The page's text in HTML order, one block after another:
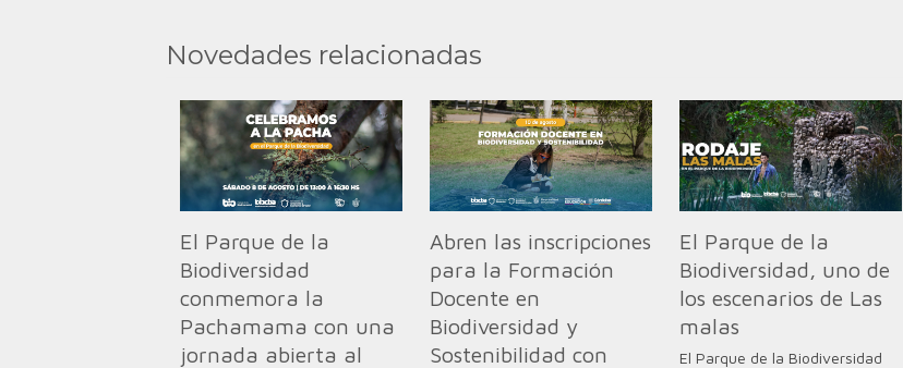
Novedades relacionadas
El Parque de la
Biodiversidad
conmemora la
Pachamama con una
jornada abierta al
Abren las inscripciones
para la Formación
Docente en
Biodiversidad y
Sostenibilidad con
El Parque de la
Biodiversidad, uno de
los escenarios de Las
malas
El Parque de la Biodiversidad